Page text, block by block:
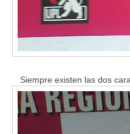
Siempre existen las dos